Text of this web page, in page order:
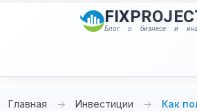
Блог о бизнесе и
Главная → Инвестиции →
Как